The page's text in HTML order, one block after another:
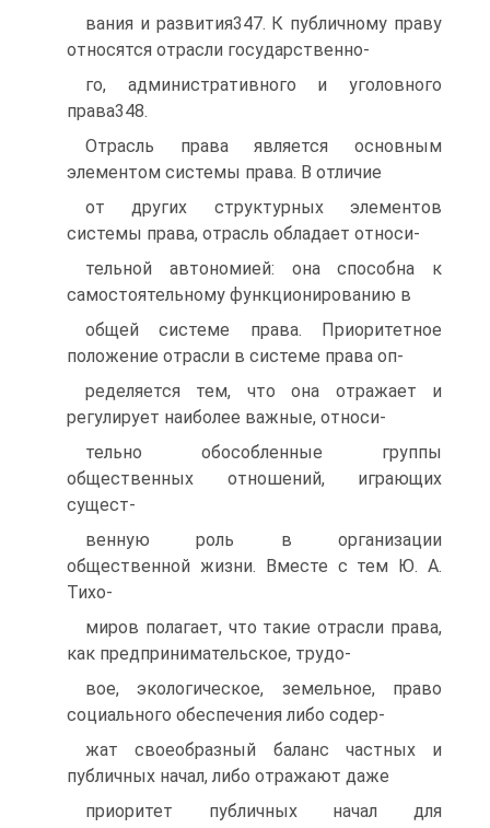
вания и развития347. К публичному праву
относятся отрасли государственно-
го, административного и уголовного
права348.
Отрасль права является основным
элементом системы права. В отличие
от других структурных элементов
системы права, отрасль обладает относи-
тельной автономией: она способна к
самостоятельному функционированию в
общей системе права. Приоритетное
положение отрасли в системе права оп-
ределяется тем, что она отражает и
регулирует наиболее важные, относи-
тельно обособленные группы
общественных отношений, играющих
сущест-
венную роль в организации
общественной жизни. Вместе с тем Ю. А.
Тихо-
миров полагает, что такие отрасли права,
как предпринимательское, трудо-
вое, экологическое, земельное, право
социального обеспечения либо содер-
жат своеобразный баланс частных и
публичных начал, либо отражают даже
приоритет публичных начал для